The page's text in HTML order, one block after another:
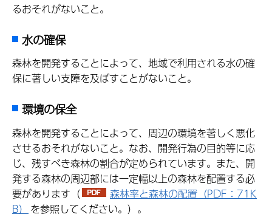
るおそれがないこと。
水の確保
森林を開発することによって、地域で利用される水の確
保に著しい支障を及ぼすことがないこと。
環境の保全
森林を開発することによって、周辺の環境を著しく悪化
させるおそれがないこと。なお、開発行為の目的等に応
じ、残すべき森林の割合が定められています。また、開
発する森林の周辺部には一定幅以上の森林を配置する必
要があります（
森林率と森林の配置（PDF：71K
B） を参照してください。）。